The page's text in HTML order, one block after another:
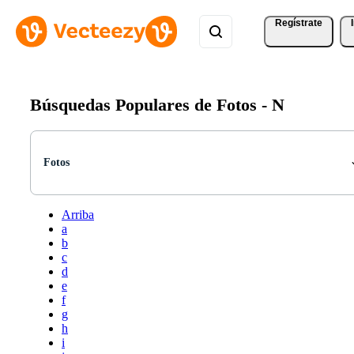
Regístrate
Búsquedas Populares de Fotos - N
Fotos
Arriba
a
b
c
d
e
f
g
h
i